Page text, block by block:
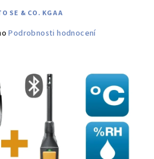
SE & CO. KGAA
Podrobnosti hodnocení